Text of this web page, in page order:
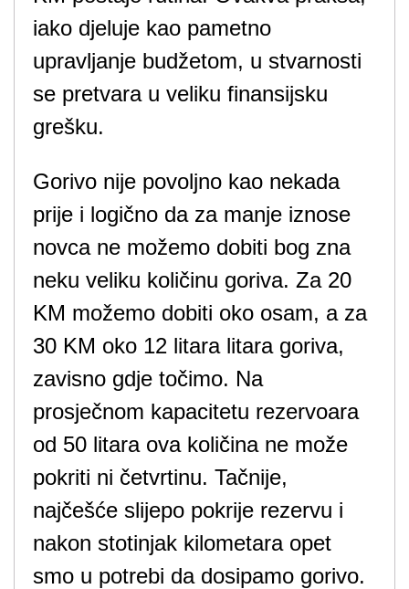
iako djeluje kao pametno
upravljanje budžetom, u stvarnosti
se pretvara u veliku finansijsku
grešku.
Gorivo nije povoljno kao nekada
prije i logično da za manje iznose
novca ne možemo dobiti bog zna
neku veliku količinu goriva. Za 20
KM možemo dobiti oko osam, a za
30 KM oko 12 litara litara goriva,
zavisno gdje točimo. Na
prosječnom kapacitetu rezervoara
od 50 litara ova količina ne može
pokriti ni četvrtinu. Tačnije,
najčešće slijepo pokrije rezervu i
nakon stotinjak kilometara opet
smo u potrebi da dosipamo gorivo.